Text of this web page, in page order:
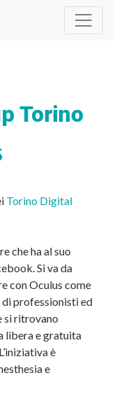
Torino
Torino Digital
che ha al suo
Si va da
con Oculus come
di professionisti ed
si ritrovano
libera e gratuita
è
e